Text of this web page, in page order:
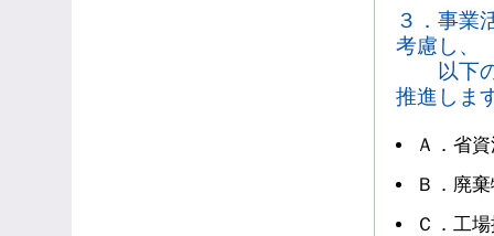
３．事業
考慮し、
以下の
推進しま
Ａ．省
Ｂ．廃
Ｃ．工